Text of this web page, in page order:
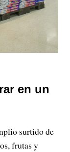
en un
surtido de
frutas y